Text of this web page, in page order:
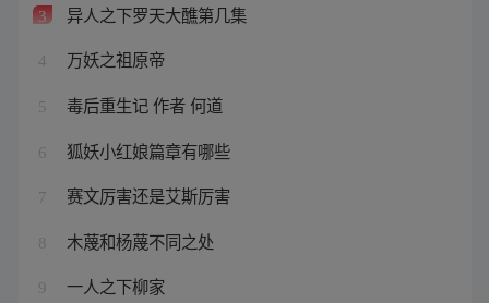
3 异人之下罗天大醮第几集
4 万妖之祖原帝
5 毒后重生记 作者 何道
6 狐妖小红娘篇章有哪些
7 赛文厉害还是艾斯厉害
8 木蔑和杨蔑不同之处
9 一人之下柳家